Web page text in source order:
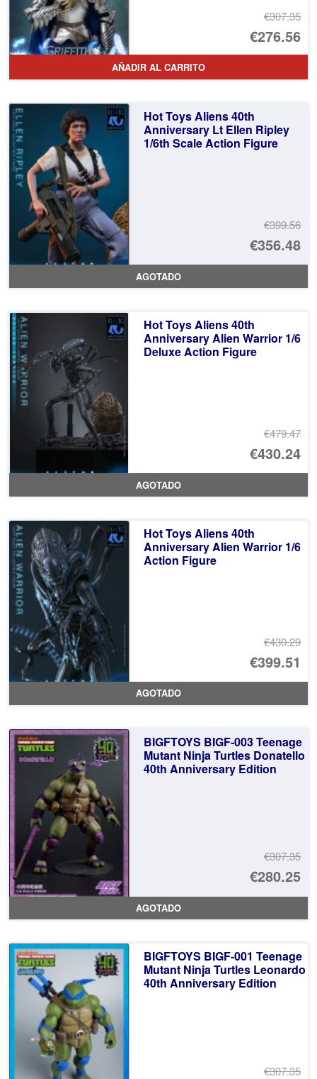
€307.35
El
€276.56
El
AÑADIR AL CARRITO
Hot Toys Aliens 40th
Anniversary Lt Ellen Ripley
1/6th Scale Action Figure
€399.56
El
€356.48
El
AGOTADO
Hot Toys Aliens 40th
Anniversary Alien Warrior 1/6
Deluxe Action Figure
€479.47
El
€430.24
El
AGOTADO
Hot Toys Aliens 40th
Anniversary Alien Warrior 1/6
Action Figure
€430.29
€399.51
El
AGOTADO
BIGFTOYS BIGF-003 Teenage
Mutant Ninja Turtles Donatello
40th Anniversary Edition
€307.35
El
€280.25
El
AGOTADO
BIGFTOYS BIGF-001 Teenage
Mutant Ninja Turtles Leonardo
40th Anniversary Edition
€307.35